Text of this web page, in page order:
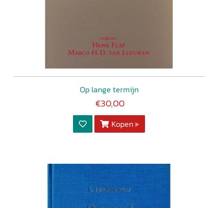
Op lange termijn
€30,00
Kopen